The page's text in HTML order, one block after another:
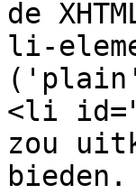
de
li-
<li
zou
bieden.